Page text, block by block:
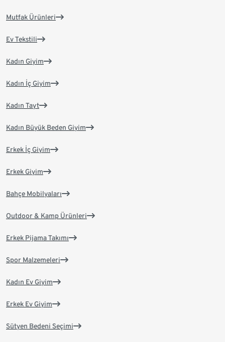
Mutfak Ürünleri
Ev Tekstili
Kadın Giyim
Kadın İç Giyim
Kadın Tayt
Kadın Büyük Beden Giyim
Erkek İç Giyim
Erkek Giyim
Bahçe Mobilyaları
Outdoor & Kamp Ürünleri
Erkek Pijama Takımı
Spor Malzemeleri
Kadın Ev Giyim
Erkek Ev Giyim
Sütyen Bedeni Seçimi